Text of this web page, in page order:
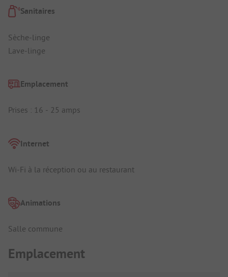
Sanitaires
Sèche-linge
Lave-linge
Emplacement
Prises : 16 - 25 amps
Internet
Wi-Fi à la réception ou au restaurant
Animations
Salle commune
Emplacement